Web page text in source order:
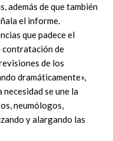
además de que también
el informe.
que padece el
contratación de
de los
dramáticamente»,
necesidad se une la
neumólogos,
y alargando las